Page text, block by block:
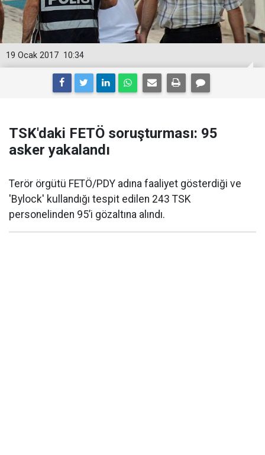
10:34
19 Ocak 2017
TSK'daki FETÖ soruşturması: 95
asker yakalandı
Terör örgütü FETÖ/PDY adına faaliyet gösterdiği ve
'Bylock' kullandığı tespit edilen 243 TSK
personelinden 95’i gözaltına alındı.